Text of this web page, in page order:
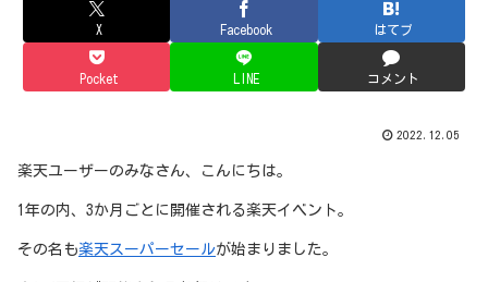
X Facebook はてブ
Pocket LINE コメント
2022.12.05
楽天ユーザーのみなさん、こんにちは。
1年の内、3か月ごとに開催される楽天イベント。
その名も楽天スーパーセールが始まりました。